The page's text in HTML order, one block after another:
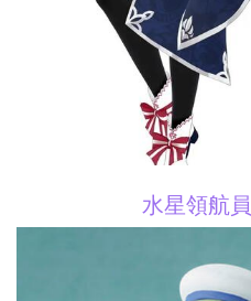
水星領航